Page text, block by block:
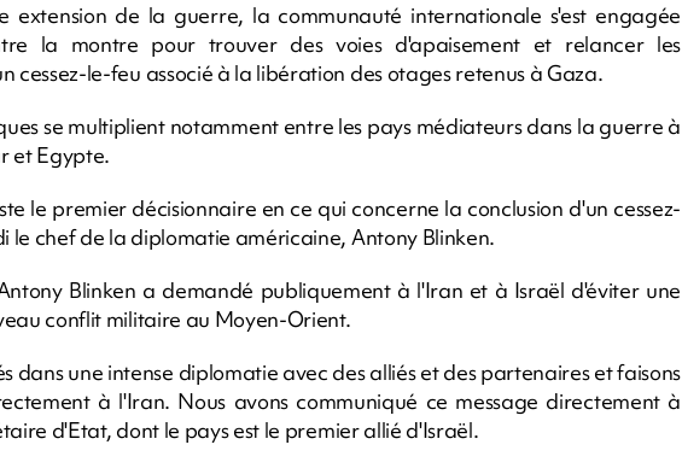
extension de la guerre, la communauté internationale s'est engagée
la montre pour trouver des voies d'apaisement et relancer les
cessez-le-feu associé à la libération des otages retenus à Gaza.
se multiplient notamment entre les pays médiateurs dans la guerre à
et Egypte.
le premier décisionnaire en ce qui concerne la conclusion d'un cessez-
le chef de la diplomatie américaine, Antony Blinken.
Blinken a demandé publiquement à l'Iran et à Israël d'éviter une
conflit militaire au Moyen-Orient.
dans une intense diplomatie avec des alliés et des partenaires et faisons
à l'Iran. Nous avons communiqué ce message directement à
d'Etat, dont le pays est le premier allié d'Israël.